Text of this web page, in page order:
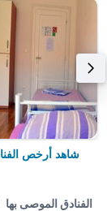
شاهد أرخص
الفنادق الموصى بها